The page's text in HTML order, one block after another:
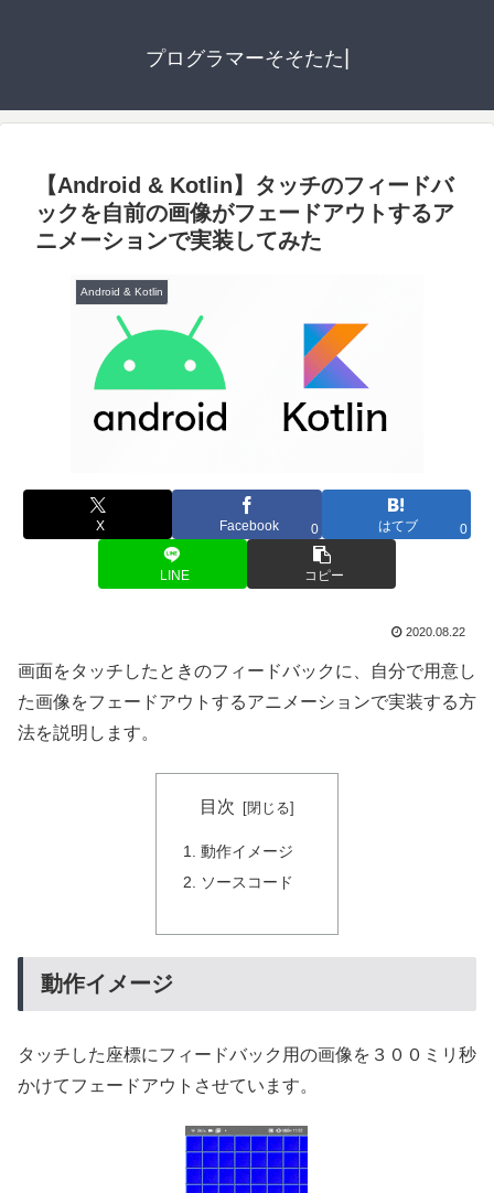
プログラマーそそたた
【Android & Kotlin】タッチのフィードバ
ックを自前の画像がフェードアウトするア
ニメーションで実装してみた
Android & Kotlin
X Facebook 0 はてブ 0
LINE コピー
2020.08.22
画面をタッチしたときのフィードバックに、自分で用意し
た画像をフェードアウトするアニメーションで実装する方
法を説明します。
目次
動作イメージ
ソースコード
動作イメージ
タッチした座標にフィードバック用の画像を３００ミリ秒
かけてフェードアウトさせています。